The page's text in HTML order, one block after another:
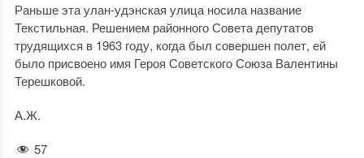
Раньше эта улан-удэнская улица носила название
Текстильная. Решением районного Совета депутатов
трудящихся в 1963 году, когда был совершен полет, ей
было присвоено имя Героя Советского Союза Валентины
Терешковой.
А.Ж.
57